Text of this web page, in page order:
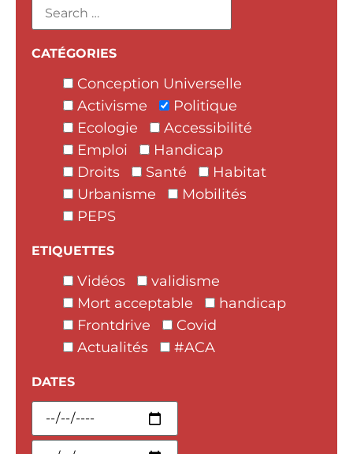
CATÉGORIES
Conception Universelle
Activisme
Politique
Ecologie
Accessibilité
Emploi
Handicap
Droits
Santé
Habitat
Urbanisme
Mobilités
PEPS
ETIQUETTES
Vidéos
validisme
Mort acceptable
handicap
Frontdrive
Covid
Actualités
#ACA
DATES